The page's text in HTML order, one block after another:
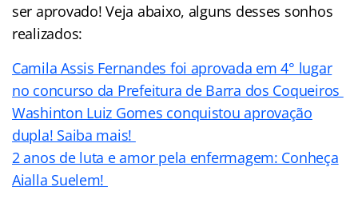
ser aprovado! Veja abaixo, alguns desses sonhos
realizados:
Camila Assis Fernandes foi aprovada em 4° lugar
no concurso da Prefeitura de Barra dos Coqueiros
Washinton Luiz Gomes conquistou aprovação
dupla! Saiba mais!
2 anos de luta e amor pela enfermagem: Conheça
Aialla Suelem!